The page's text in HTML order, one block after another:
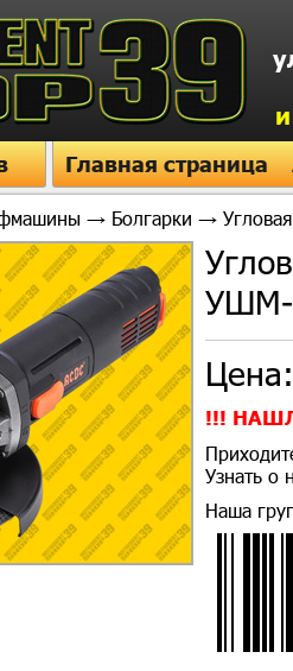
Главная страница
→ Болгарки →
УШМ-
Цена:
!!!
Узнать о
Наша